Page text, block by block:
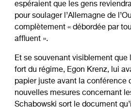
espéraient que les gens
pour soulager l’Allemagne de
complètement « débordée par
affluent ».
Et se souvenant visiblement que
fort du régime, Egon Krenz, lui
papier juste avant la conférence
nouvelles mesures concernant
Schabowski sort le document